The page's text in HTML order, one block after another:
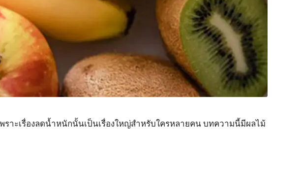
าะเรื่องลดน้ำหนักนั้นเป็นเรื่องใหญ่สำหรับใครหลายคน บทความนี้มีผลไม้